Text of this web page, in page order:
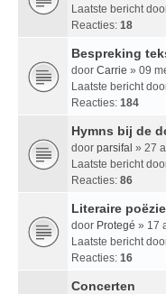
Laatste bericht
Reacties: 18
Bespreking
door Carrie » 09
Laatste bericht
Reacties: 184
Hymns bij de
door parsifal » 27
Laatste bericht
Reacties: 86
Literaire poëzie
door Protegé » 17
Laatste bericht
Reacties: 16
Concerten